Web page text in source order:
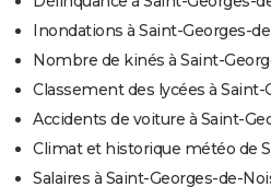
Inondations à Saint-Georges-
Nombre de kinés à Saint-
Classement des lycées à
Accidents de voiture à Saint-
Climat et historique météo de
Salaires à Saint-Georges-de-